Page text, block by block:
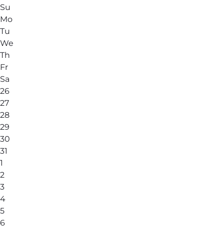
Su
Mo
Tu
We
Th
Fr
Sa
26
27
28
29
30
31
1
2
3
4
5
6